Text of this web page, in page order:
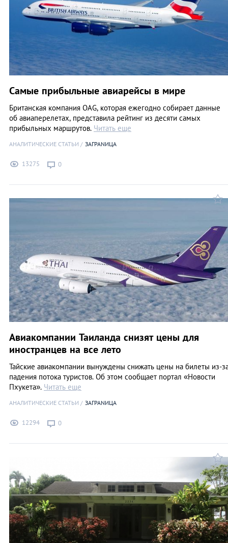
Самые прибыльные авиарейсы в мире
Британская компания OAG, которая ежегодно собирает данные
об авиаперелетах, представила рейтинг из десяти самых
прибыльных маршрутов. Читать еще
АНАЛИТИЧЕСКИЕ СТАТЬИ ЗАГРАNИЦА
13275 0
Авиакомпании Таиланда снизят цены для
иностранцев на все лето
Тайские авиакомпании вынуждены снижать цены на билеты из-
падения потока туристов. Об этом сообщает портал «Новости
Пхукета». Читать еще
АНАЛИТИЧЕСКИЕ СТАТЬИ ЗАГРАNИЦА
12294 0